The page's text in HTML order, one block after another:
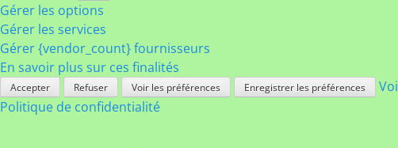
Gérer les options
Gérer les services
Gérer {vendor_count} fournisseurs
En savoir plus sur ces finalités
Accepter Refuser Voir les préférences Enregistrer les préférences
Politique de confidentialité